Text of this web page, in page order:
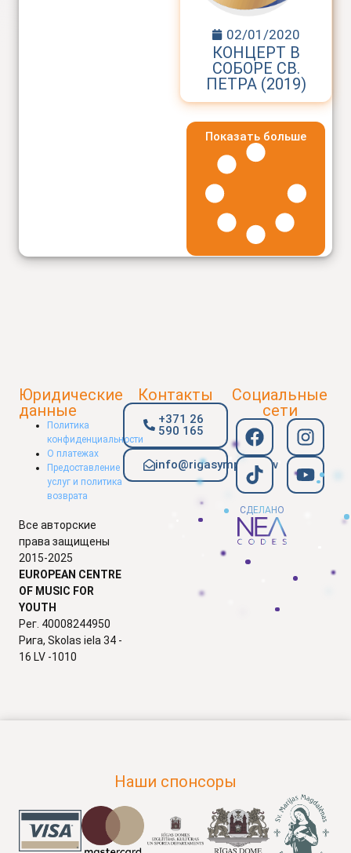
02/01/2020
КОНЦЕРТ В
СОБОРЕ СВ.
ПЕТРА (2019)
Показать больше
Юридические
данные
Политика
конфиденциальности
О платежах
Предоставление
услуг и политика
возврата
Все авторские
права защищены
2015-2025
EUROPEAN CENTRE
OF MUSIC FOR
YOUTH
Рег. 40008244950
Рига, Skolas iela 34 -
16 LV -1010
Контакты
+371 26
590 165
info@rigasymphony.lv
Социальные
сети
СДЕЛАНО
Наши спонсоры